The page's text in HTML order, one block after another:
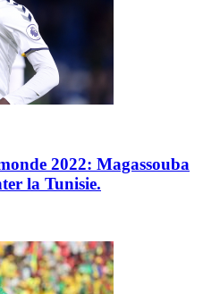
2022: Magassouba
la Tunisie.